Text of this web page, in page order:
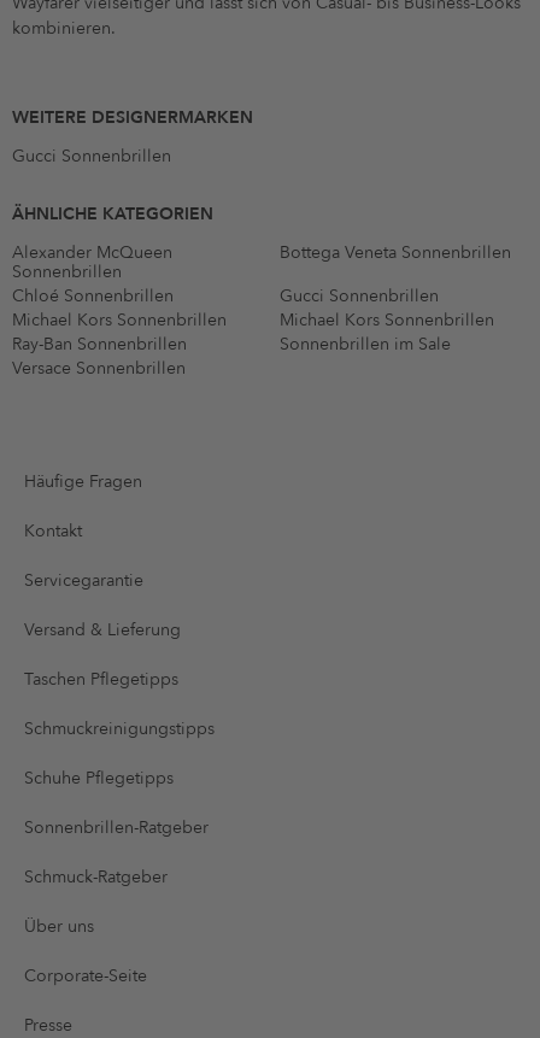
kombinieren.
WEITERE DESIGNERMARKEN
Gucci Sonnenbrillen
ÄHNLICHE KATEGORIEN
Alexander McQueen
Sonnenbrillen
Bottega Veneta Sonnenbrillen
Chloé Sonnenbrillen
Gucci Sonnenbrillen
Michael Kors Sonnenbrillen
Michael Kors Sonnenbrillen
Ray-Ban Sonnenbrillen
Sonnenbrillen im Sale
Versace Sonnenbrillen
Häufige Fragen
Kontakt
Servicegarantie
Versand & Lieferung
Taschen Pflegetipps
Schmuckreinigungstipps
Schuhe Pflegetipps
Sonnenbrillen-Ratgeber
Schmuck-Ratgeber
Über uns
Corporate-Seite
Presse